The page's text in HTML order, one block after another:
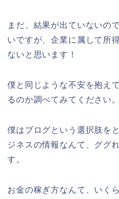
まだ、結果が出ていないの
いですが、企業に属して所
ないと思います！
僕と同じような不安を抱え
るのか調べてみてください。
僕はブログという選択肢を
ジネスの情報なんて、ググ
す。
お金の稼ぎ方なんて、いく